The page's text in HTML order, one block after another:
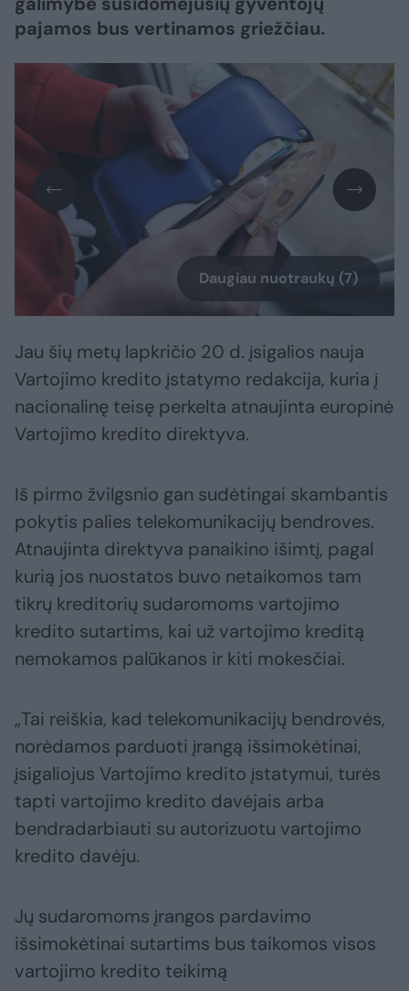
pajamos bus vertinamos griežčiau.
Daugiau nuotraukų (7)
Jau šių metų lapkričio 20 d. įsigalios nauja
Vartojimo kredito įstatymo redakcija, kuria į
nacionalinę teisę perkelta atnaujinta europinė
Vartojimo kredito direktyva.
Iš pirmo žvilgsnio gan sudėtingai skambantis
pokytis palies telekomunikacijų bendroves.
Atnaujinta direktyva panaikino išimtį, pagal
kurią jos nuostatos buvo netaikomos tam
tikrų kreditorių sudaromoms vartojimo
kredito sutartims, kai už vartojimo kreditą
nemokamos palūkanos ir kiti mokesčiai.
„Tai reiškia, kad telekomunikacijų bendrovės,
norėdamos parduoti įrangą išsimokėtinai,
įsigaliojus Vartojimo kredito įstatymui, turės
tapti vartojimo kredito davėjais arba
bendradarbiauti su autorizuotu vartojimo
kredito davėju.
Jų sudaromoms įrangos pardavimo
išsimokėtinai sutartims bus taikomos visos
vartojimo kredito teikimą